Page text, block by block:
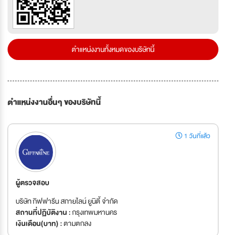
ตำแหน่งงานทั้งหมดของบริษัทนี้
ตำแหน่งงานอื่นๆ ของบริษัทนี้
1 วันที่แล้ว
ผู้ตรวจสอบ
บริษัท กิฟฟารีน สกายไลน์ ยูนิตี้ จำกัด
สถานที่ปฏิบัติงาน :กรุงเทพมหานคร
เงินเดือน(บาท) :ตามตกลง